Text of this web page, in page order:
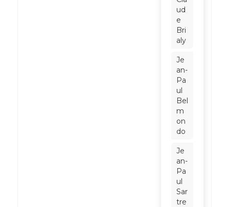
ud
e
Bri
aly
Je
an-
Pa
ul
Bel
m
on
do
Je
an-
Pa
ul
Sar
tre